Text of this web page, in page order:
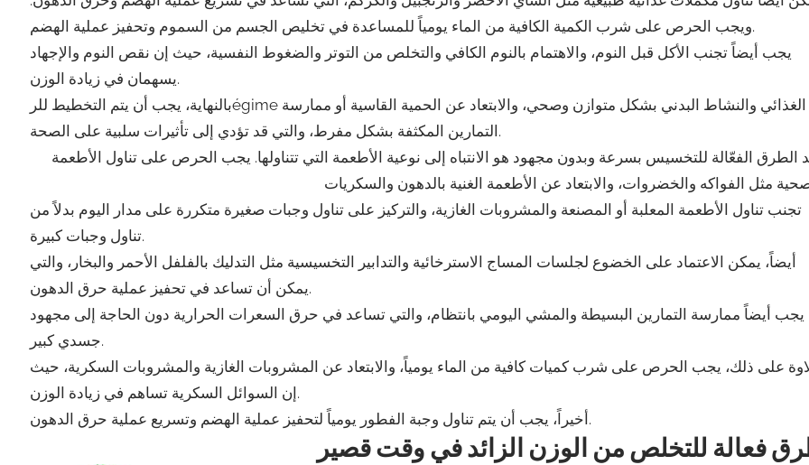
ويجب الحرص على شرب الكمية الكافية من الماء يومياً للمساعدة في تخليص الجسم من السموم وتحفيز عملية الهضم.
يجب أيضاً تجنب الأكل قبل النوم، والاهتمام بالنوم الكافي والتخلص من التوتر والضغوط النفسية، حيث إن نقص النوم والإجهاد
يسهمان في زيادة الوزن.
بالنهاية، يجب أن يتم التخطيط للرégime الغذائي والنشاط البدني بشكل متوازن وصحي، والابتعاد عن الحمية القاسية أو ممارسة
التمارين المكثفة بشكل مفرط، والتي قد تؤدي إلى تأثيرات سلبية على الصحة.
الطرق الفعّالة للتخسيس بسرعة وبدون مجهود هو الانتباه إلى نوعية الأطعمة التي تتناولها. يجب الحرص على تناول الأطعمة
تجنب تناول الأطعمة المعلبة أو المصنعة والمشروبات الغازية، والتركيز على تناول وجبات صغيرة متكررة على مدار اليوم بدلاً من
تناول وجبات كبيرة.
أيضاً، يمكن الاعتماد على الخضوع لجلسات المساج الاسترخائية والتدابير التخسيسية مثل التدليك بالفلفل الأحمر والبخار، والتي
يمكن أن تساعد في تحفيز عملية حرق الدهون.
يجب أيضاً ممارسة التمارين البسيطة والمشي اليومي بانتظام، والتي تساعد في حرق السعرات الحرارية دون الحاجة إلى مجهود
جسدي كبير.
على ذلك، يجب الحرص على شرب كميات كافية من الماء يومياً، والابتعاد عن المشروبات الغازية والمشروبات السكرية، حيث
إن السوائل السكرية تساهم في زيادة الوزن.
أخيراً، يجب أن يتم تناول وجبة الفطور يومياً لتحفيز عملية الهضم وتسريع عملية حرق الدهون.
فعالة للتخلص من الوزن الزائد في وقت قصير